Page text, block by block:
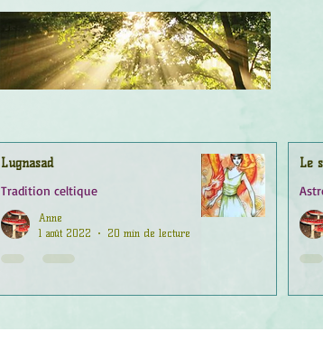
Lugnasad
Tradition celtique
Anne
1 août 2022
20 min de lecture
Le